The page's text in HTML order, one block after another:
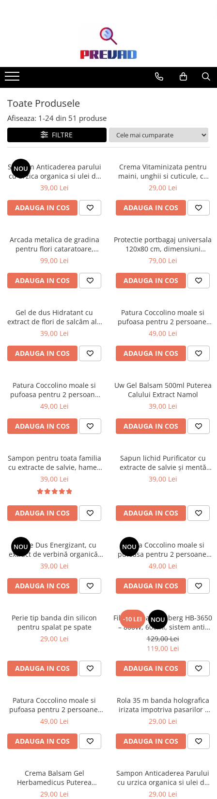
Toate Produsele
Afiseaza: 1-24 din 51 produse
FILTRE
NOU
Sampon Anticaderea parului
cu urzica organica si ulei de
ricin Cosmeplant, 1000 ml
39,00 Lei
ADAUGA IN COS
Crema Vitaminizata pentru
maini, unghii si cuticule, cu
extracte de fructe de padure
29,00 Lei
ADAUGA IN COS
Arcada metalica de gradina
pentru flori cataratoare,
240x140x38 cm
99,00 Lei
ADAUGA IN COS
Protectie portbagaj universala
120x80 cm, dimensiuni
ajustabile, negru
79,00 Lei
ADAUGA IN COS
Gel de dus Hidratant cu
extract de flori de salcâm alb
organic Cosmeplant, 1000 ml
39,00 Lei
ADAUGA IN COS
Patura Coccolino moale si
pufoasa pentru 2 persoane,
200X230 cm, Verde
49,00 Lei
ADAUGA IN COS
Patura Coccolino moale si
pufoasa pentru 2 persoane
200X230 cm Bej
49,00 Lei
ADAUGA IN COS
Uw Gel Balsam 500ml Puterea
Calului Extract Namol
39,00 Lei
ADAUGA IN COS
Sampon pentru toata familia
cu extracte de salvie, hamei,
nuca, romanita, lavanda,
Cosmeplant, 1000 ml
39,00 Lei
ADAUGA IN COS
Sapun lichid Purificator cu
extracte de salvie și mentă
organice, 1000 ml
39,00 Lei
ADAUGA IN COS
NOU
Gel de Dus Energizant, cu
extract de verbină organică,
1000 ml
39,00 Lei
ADAUGA IN COS
NOU
Patura Coccolino moale si
pufoasa pentru 2 persoane,
200X230 cm, Maro deschis
49,00 Lei
ADAUGA IN COS
Perie tip banda din silicon
pentru spalat pe spate
29,00 Lei
ADAUGA IN COS
-10 LEI NOU
Filtru cafea Hausberg HB-3650
– 800W, 600ml, sistem anti-
picurare, negru
129,00 Lei
119,00 Lei
ADAUGA IN COS
Patura Coccolino moale si
pufoasa pentru 2 persoane,
200X230 cm, Grena
49,00 Lei
ADAUGA IN COS
Rola 35 m banda holografica
irizata impotriva pasarilor -
porumbei, grauri, vrabii
29,00 Lei
ADAUGA IN COS
Crema Balsam Gel
Herbamedicus Puterea
Ursului 250ml
29,00 Lei
Sampon Anticaderea Parului
cu urzica organica si ulei de
ricin, 400 ml
29,00 Lei